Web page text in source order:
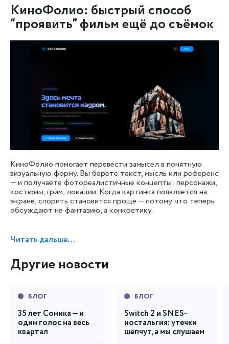
КиноФолио: быстрый способ
“проявить” фильм ещё до съёмок
КиноФолио помогает перевести замысел в понятную
визуальную форму. Вы берёте текст, мысль или референс
— и получаете фотореалистичные концепты: персонажи,
костюмы, грим, локации. Когда картинка появляется на
экране, спорить становится проще — потому что теперь
обсуждают не фантазию, а конкретику.
Читать дальше...
Другие новости
БЛОГ
35 лет Соника — и
один голос на весь
квартал
БЛОГ
Switch 2 и SNES-
ностальгия: утечки
шепчут, а мы слушаем